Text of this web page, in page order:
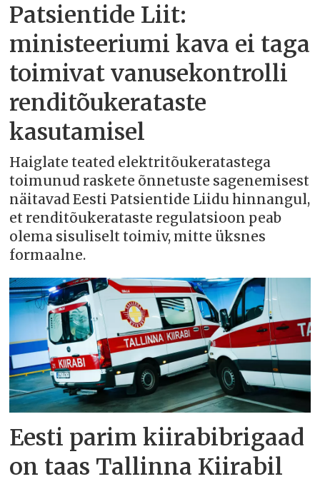
Patsientide Liit:
ministeeriumi kava ei taga
toimivat vanusekontrolli
renditõukerataste
kasutamisel
Haiglate teated elektritõukeratastega
toimunud raskete õnnetuste sagenemisest
näitavad Eesti Patsientide Liidu hinnangul,
et renditõukerataste regulatsioon peab
olema sisuliselt toimiv, mitte üksnes
formaalne.
Eesti parim kiirabibrigaad
on taas Tallinna Kiirabil